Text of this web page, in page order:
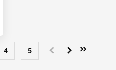
4 5